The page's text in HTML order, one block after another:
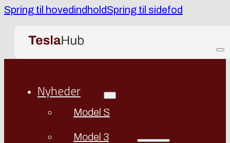
Spring til hovedindholdSpring til sidefod
Nyheder
Model S
Model 3